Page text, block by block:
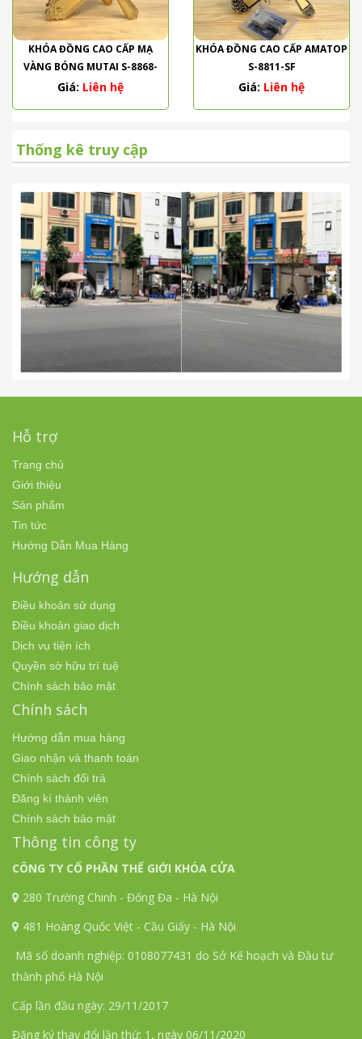
KHÓA ĐỒNG CAO CẤP MẠ
VÀNG BÓNG MUTAI S-8868-
PVD
Giá: Liên hệ
KHÓA ĐỒNG CAO CẤP AMATOP
S-8811-SF
Giá: Liên hệ
Thống kê truy cập
Hỗ trợ
Trang chủ
Giới thiệu
Sản phẩm
Tin tức
Hướng Dẫn Mua Hàng
Hướng dẫn
Điều khoản sử dụng
Điều khoản giao dịch
Dịch vụ tiện ích
Quyền sở hữu trí tuệ
Chính sách bảo mật
Chính sách
Hướng dẫn mua hàng
Giao nhận và thanh toán
Chính sách đổi trả
Đăng kí thành viên
Chính sách bảo mật
Thông tin công ty
CÔNG TY CỔ PHẦN THẾ GIỚI KHÓA CỬA
280 Trường Chinh - Đống Đa - Hà Nội
481 Hoàng Quốc Việt - Cầu Giấy - Hà Nội
Mã số doanh nghiệp: 0108077431 do Sở Kế hoạch và Đầu tư
thành phố Hà Nội
Cấp lần đầu ngày: 29/11/2017
Đăng ký thay đổi lần thứ: 1, ngày 06/11/2020